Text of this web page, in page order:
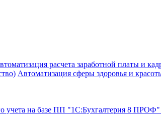
расчета заработной платы и
Автоматизация сферы здоровья и
учета на базе ПП "1С:Бухгалтерия 8